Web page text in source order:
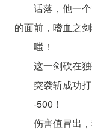
话落，他一
的面前，嗜血之剑
嗤！
这一剑砍在
突袭斩成功打
-500！
伤害值冒出